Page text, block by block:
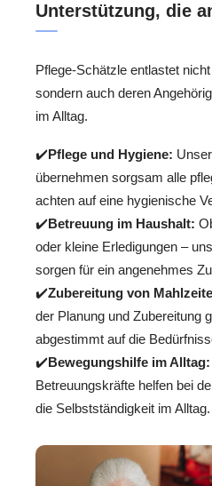
Unterstützung, die
Pflege-Schätzle entlastet
sondern auch deren
im Alltag.
✔️Pflege und Hygiene:
übernehmen sorgsam alle
achten auf eine hygienische
✔️Betreuung im Haushalt:
oder kleine Erledigungen –
sorgen für ein angenehmes
✔️Zubereitung von
der Planung und Zubereitung
abgestimmt auf die
✔️Bewegungshilfe im Alltag:
Betreuungskräfte helfen bei
die Selbstständigkeit im Alltag.